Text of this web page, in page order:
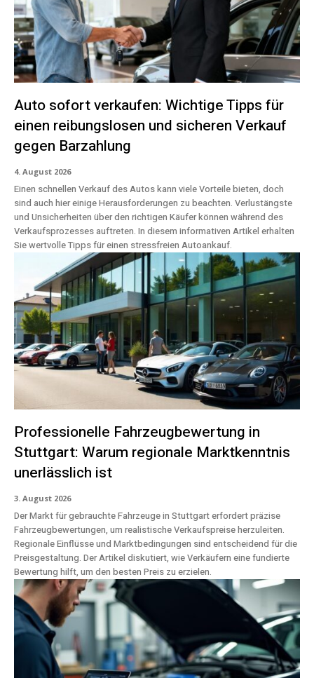
Auto sofort verkaufen: Wichtige Tipps für
einen reibungslosen und sicheren Verkauf
gegen Barzahlung
4. August 2026
Einen schnellen Verkauf des Autos kann viele Vorteile bieten, doch
sind auch hier einige Herausforderungen zu beachten. Verlustängste
und Unsicherheiten über den richtigen Käufer können während des
Verkaufsprozesses auftreten. In diesem informativen Artikel erhalten
Sie wertvolle Tipps für einen stressfreien Autoankauf.
Professionelle Fahrzeugbewertung in
Stuttgart: Warum regionale Marktkenntnis
unerlässlich ist
3. August 2026
Der Markt für gebrauchte Fahrzeuge in Stuttgart erfordert präzise
Fahrzeugbewertungen, um realistische Verkaufspreise herzuleiten.
Regionale Einflüsse und Marktbedingungen sind entscheidend für die
Preisgestaltung. Der Artikel diskutiert, wie Verkäufern eine fundierte
Bewertung hilft, um den besten Preis zu erzielen.